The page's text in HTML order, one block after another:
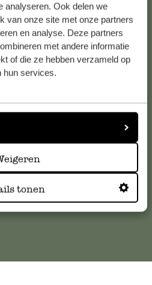
analyseren. Ook delen we
van onze site met onze partners
en analyse. Deze partners
met andere informatie
of die ze hebben verzameld op
hun services.
tonen
het antwoord op de
kamille.com